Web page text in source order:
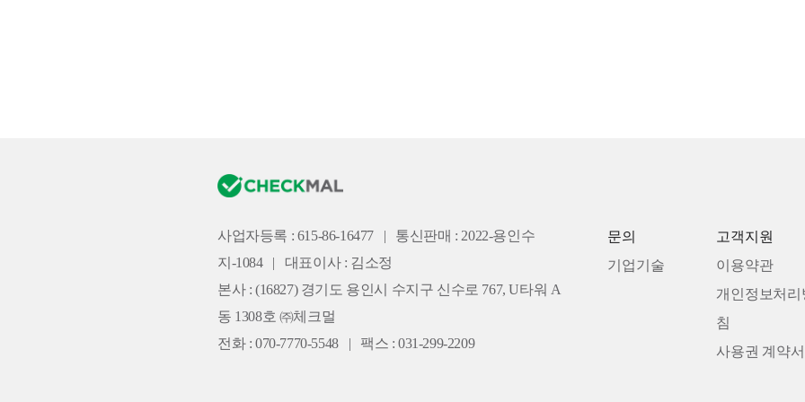
사업자등록 : 615-86-16477
통신판매 : 2022-용인수
지-1084
대표이사 : 김소정
본사 : (16827) 경기도 용인시 수지구 신수로 767, U타워 A
동 1308호 ㈜체크멀
전화 : 070-7770-5548
팩스 : 031-299-2209
문의
기업기술
고객지원
이용약관
개인정보처리
침
사용권 계약서